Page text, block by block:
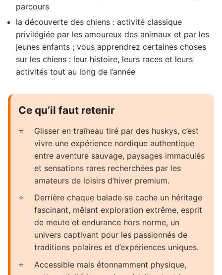
parcours
la découverte des chiens : activité classique
privilégiée par les amoureux des animaux et par les
jeunes enfants ; vous apprendrez certaines choses
sur les chiens : leur histoire, leurs races et leurs
activités tout au long de l’année
Ce qu’il faut retenir
Glisser en traîneau tiré par des huskys, c’est
vivre une expérience nordique authentique
entre aventure sauvage, paysages immaculés
et sensations rares recherchées par les
amateurs de loisirs d’hiver premium.
Derrière chaque balade se cache un héritage
fascinant, mêlant exploration extrême, esprit
de meute et endurance hors norme, un
univers captivant pour les passionnés de
traditions polaires et d’expériences uniques.
Accessible mais étonnamment physique,